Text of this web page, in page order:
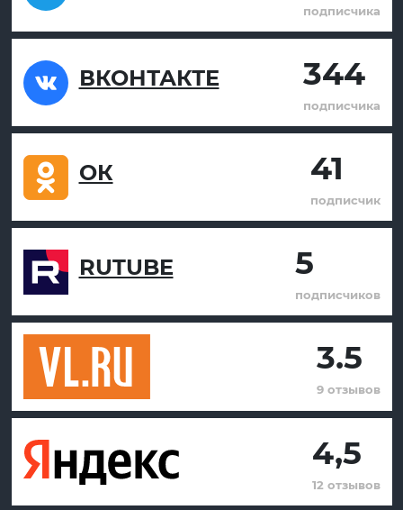
подписчика
ВКОНТАКТЕ 344
подписчика
ОК 41
подписчик
RUTUBE 5
подписчиков
3.5
9 отзывов
4,5
12 отзывов